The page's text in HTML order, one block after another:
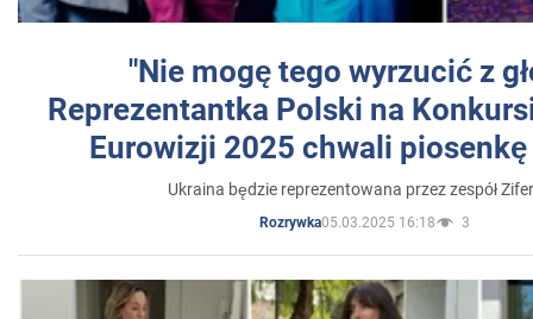
"Nie mogę tego wyrzucić z
Reprezentantka Polski na
Eurowizji 2025 chwali
Ukraina będzie reprezentowana przez zespół
Rozrywka05.03.2025 16:18 3